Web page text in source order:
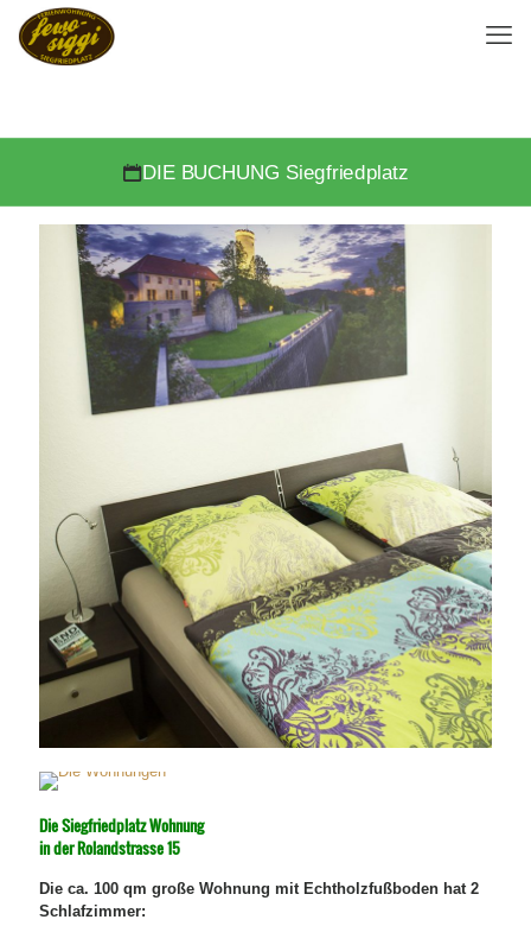
DIE BUCHUNG Siegfriedplatz
Die Siegfriedplatz Wohnung
in der Rolandstrasse 15
Die ca. 100 qm große Wohnung mit Echtholzfußboden hat 2
Schlafzimmer: